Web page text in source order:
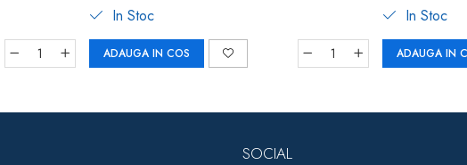
In Stoc
ADAUGA IN COS
In Stoc
ADAUGA IN
SOCIAL